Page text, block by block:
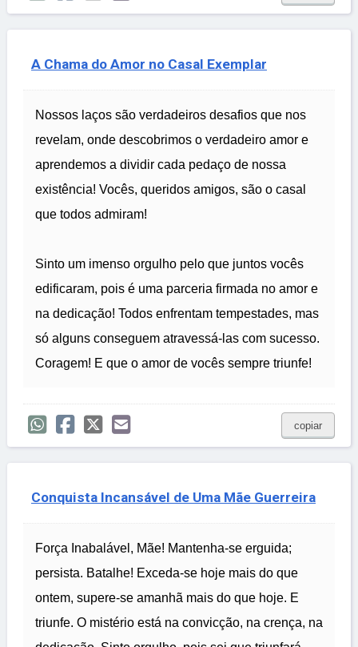
A Chama do Amor no Casal Exemplar
Nossos laços são verdadeiros desafios que nos
revelam, onde descobrimos o verdadeiro amor e
aprendemos a dividir cada pedaço de nossa
existência! Vocês, queridos amigos, são o casal
que todos admiram!
Sinto um imenso orgulho pelo que juntos vocês
edificaram, pois é uma parceria firmada no amor e
na dedicação! Todos enfrentam tempestades, mas
só alguns conseguem atravessá-las com sucesso.
Coragem! E que o amor de vocês sempre triunfe!
copiar
Conquista Incansável de Uma Mãe Guerreira
Força Inabalável, Mãe! Mantenha-se erguida;
persista. Batalhe! Exceda-se hoje mais do que
ontem, supere-se amanhã mais do que hoje. E
triunfe. O mistério está na convicção, na crença, na